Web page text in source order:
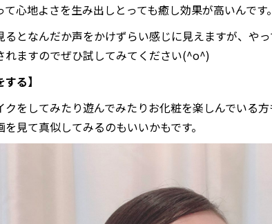
て心地よさを生み出しとっても癒し効果が高いんです。
るとなんだか声をかけずらい感じに見えますが、や
れますのでぜひ試してみてください(^o^)
る】
クをしてみたり遊んでみたりお化粧を楽しんでいる方
を見て真似してみるのもいいかもです。